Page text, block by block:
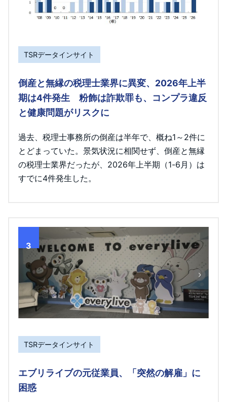
TSRデータインサイト
倒産と無縁の税理士業界に異変、2026年上半
期は4件発生 粉飾は詐欺罪も、コンプラ違反
と健康問題がリスクに
過去、税理士事務所の倒産は半年で、概ね1～2件に
とどまっていた。景気状況に相関せず、倒産と無縁
の税理士業界だったが、2026年上半期（1-6月）は
すでに4件発生した。
3
TSRデータインサイト
エブリライブの元従業員、「突然の解雇」に
困惑